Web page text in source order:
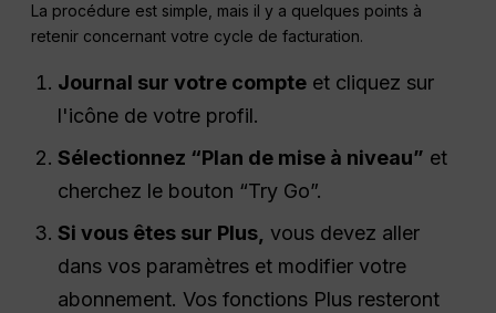
La procédure est simple, mais il y a quelques points à
retenir concernant votre cycle de facturation.
Journal sur votre compte et cliquez sur
l'icône de votre profil.
Sélectionnez “Plan de mise à niveau” et
cherchez le bouton “Try Go”.
Si vous êtes sur Plus, vous devez aller
dans vos paramètres et modifier votre
abonnement. Vos fonctions Plus resteront